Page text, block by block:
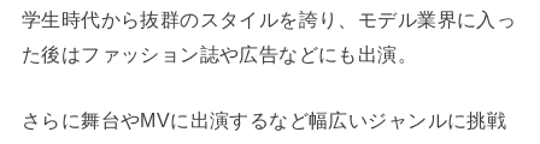
学生時代から抜群のスタイルを誇り、モデル業界に入っ
た後はファッション誌や広告などにも出演。
さらに舞台やMVに出演するなど幅広いジャンルに挑戦